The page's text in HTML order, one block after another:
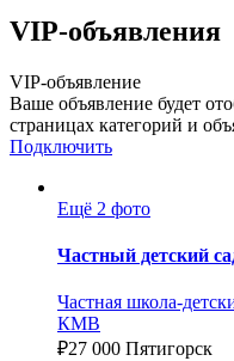
VIP-объявления
VIP-объявление
Ваше объявление будет
страницах категорий и
Подключить
Ещё 2 фото
Частный детский
Частная школа-
КМВ
₽27 000 Пятигорск